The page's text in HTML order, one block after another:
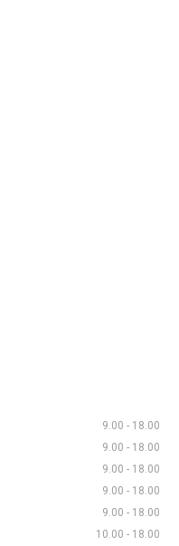
9.00 - 18.00
9.00 - 18.00
9.00 - 18.00
9.00 - 18.00
9.00 - 18.00
10.00 - 18.00